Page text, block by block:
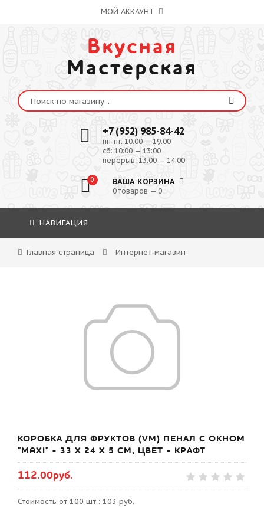
МОЙ АККАУНТ
Вкусная
Мастерская
+7 (952) 985-84-42
пн-пт: 10:00 — 19:00
сб: 10:00 — 13:00
перерыв: 13:00 — 14:00
0 ВАША КОРЗИНА
0 товаров — 0
НАВИГАЦИЯ
Главная страница Интернет-магазин
КОРОБКА ДЛЯ ФРУКТОВ (VM) ПЕНАЛ С ОКНОМ
"MAXI" - 33 Х 24 Х 5 СМ, ЦВЕТ - КРАФТ
112.00руб.
Стоимость от 100 шт.: 103 руб.